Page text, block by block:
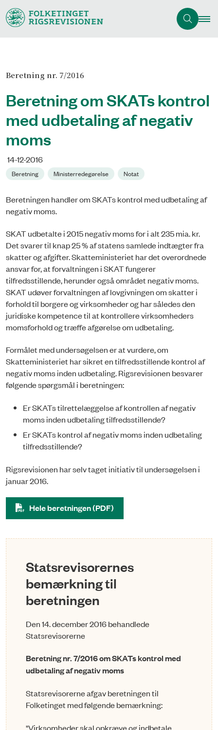
Beretning nr. 7/2016
Beretning om SKATs kontrol
med udbetaling af negativ
moms
14-12-2016
Beretning Ministerredegørelse Notat
Beretningen handler om SKATs kontrol med udbetaling af
negativ moms.
SKAT udbetalte i 2015 negativ moms for i alt 235 mia. kr.
Det svarer til knap 25 % af statens samlede indtægter fra
skatter og afgifter. Skatteministeriet har det overordnede
ansvar for, at forvaltningen i SKAT fungerer
tilfredsstillende, herunder også området negativ moms.
SKAT udøver forvaltningen af lovgivningen om skatter i
forhold til borgere og virksomheder og har således den
juridiske kompeten­ce til at kontrollere virksomheders
momsforhold og træffe afgørelse om udbetaling.
Formålet med undersøgelsen er at vurdere, om
Skatteministeriet har sikret en tilfredsstillende kontrol af
negativ moms inden udbetaling. Rigsrevisionen besvarer
følgende spørgsmål i beretningen:
Er SKATs tilrettelæggelse af kontrollen af negativ
moms inden udbetaling tilfredsstillende?
Er SKATs kontrol af negativ moms inden udbetaling
tilfredsstillende?
Rigsrevisionen har selv taget initiativ til undersøgelsen i
januar 2016.
Hele beretningen (PDF)
Statsrevisorernes
bemærkning til
beretningen
Den 14. december 2016 behandlede
Statsrevisorerne
Beretning nr. 7/2016 om SKATs kontrol med
udbetaling af negativ moms
Statsrevisorerne afgav beretningen til
Folketinget med følgende bemærkning:
"Virksomheder skal opkræve og indbetale